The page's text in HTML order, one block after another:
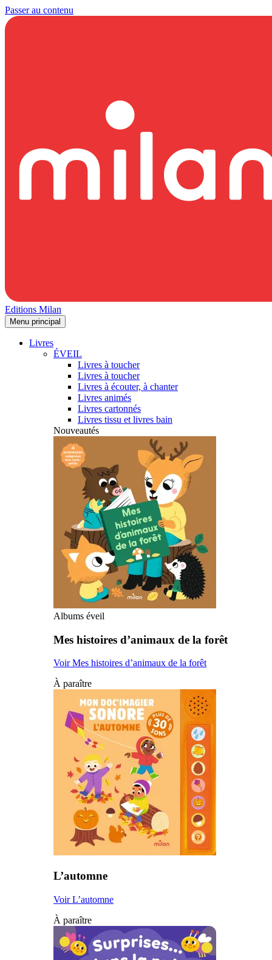
Passer au contenu
Editions Milan
Menu principal
Livres
ÉVEIL
Livres à toucher
Livres à toucher
Livres à écouter, à chanter
Livres animés
Livres cartonnés
Livres tissu et livres bain
Nouveautés
Albums éveil
Mes histoires d’animaux de la forêt
Voir Mes histoires d’animaux de la forêt
À paraître
L’automne
Voir L’automne
À paraître